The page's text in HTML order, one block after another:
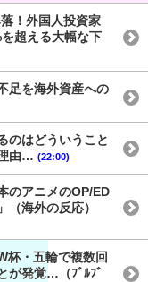
！外国人投資家
超える大幅な下
足を海外資産への
のはどういうこと
由… (22:00)
のアニメのOP/ED
海外の反応）
杯・五輪で複数回
が発覚…（ﾌﾞﾙﾌﾞ